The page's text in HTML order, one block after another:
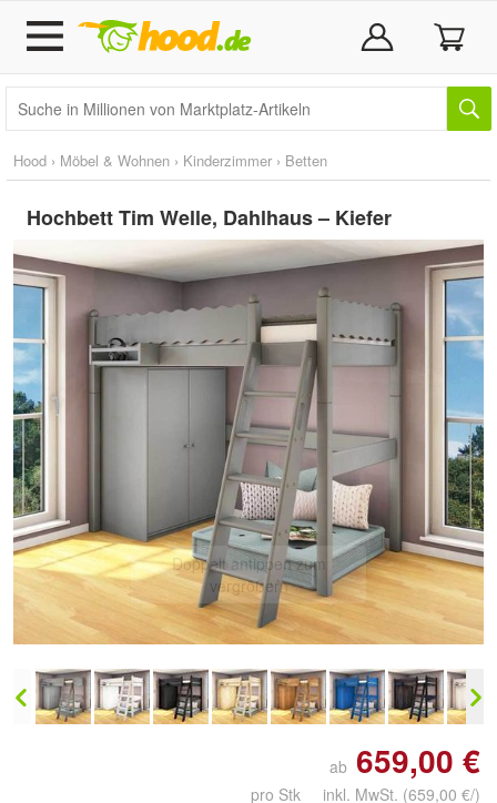
Hood › Möbel & Wohnen › Kinderzimmer › Betten
Hochbett Tim Welle, Dahlhaus – Kiefer
Doppelt antippen zum
vergrößern
ab 659,00 €
pro Stk inkl. MwSt. (659,00 €/)